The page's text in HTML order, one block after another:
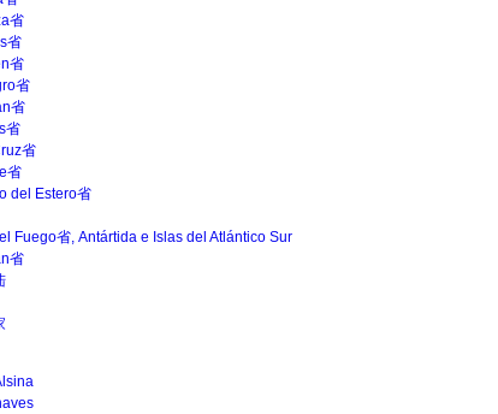
省
省
省
省
省
省
省
省
del Estero省
Fuego省, Antártida e Islas del Atlántico Sur
省